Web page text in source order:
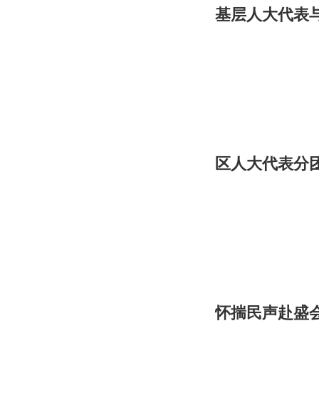
基层人大代表
怀揣民声赴盛